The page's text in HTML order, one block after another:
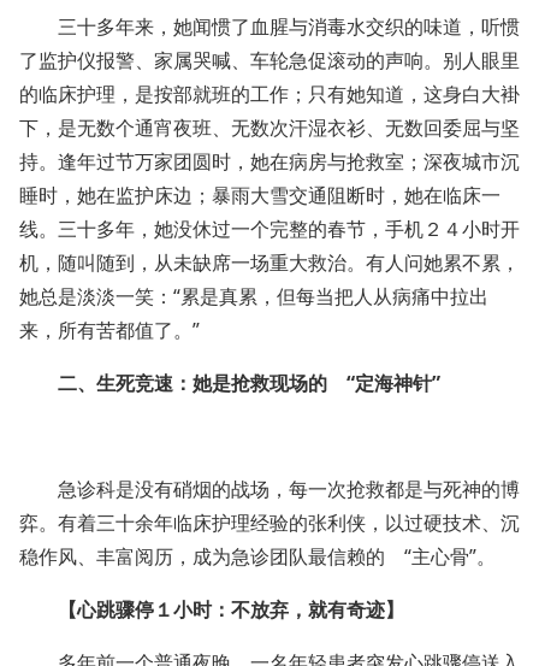
三十多年来，她闻惯了血腥与消毒水交织的味道，听惯
了监护仪报警、家属哭喊、车轮急促滚动的声响。别人眼里
的临床护理，是按部就班的工作；只有她知道，这身白大褂
下，是无数个通宵夜班、无数次汗湿衣衫、无数回委屈与坚
持。逢年过节万家团圆时，她在病房与抢救室；深夜城市沉
睡时，她在监护床边；暴雨大雪交通阻断时，她在临床一
线。三十多年，她没休过一个完整的春节，手机２４小时开
机，随叫随到，从未缺席一场重大救治。有人问她累不累，
她总是淡淡一笑：“累是真累，但每当把人从病痛中拉出
来，所有苦都值了。”
二、生死竞速：她是抢救现场的 “定海神针”
急诊科是没有硝烟的战场，每一次抢救都是与死神的博
弈。有着三十余年临床护理经验的张利侠，以过硬技术、沉
稳作风、丰富阅历，成为急诊团队最信赖的 “主心骨”。
【心跳骤停１小时：不放弃，就有奇迹】